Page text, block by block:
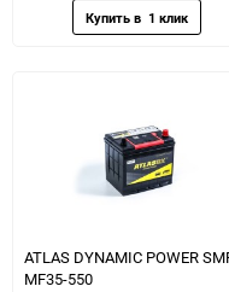
ATLAS DYNAMIC POWER
MF35-550